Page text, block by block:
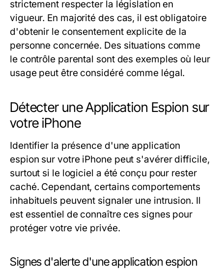
strictement respecter la législation en
vigueur. En majorité des cas, il est obligatoire
d'obtenir le consentement explicite de la
personne concernée. Des situations comme
le contrôle parental sont des exemples où leur
usage peut être considéré comme légal.
Détecter une Application Espion sur
votre iPhone
Identifier la présence d'une application
espion sur votre iPhone peut s'avérer difficile,
surtout si le logiciel a été conçu pour rester
caché. Cependant, certains comportements
inhabituels peuvent signaler une intrusion. Il
est essentiel de connaître ces signes pour
protéger votre vie privée.
Signes d'alerte d'une application espion